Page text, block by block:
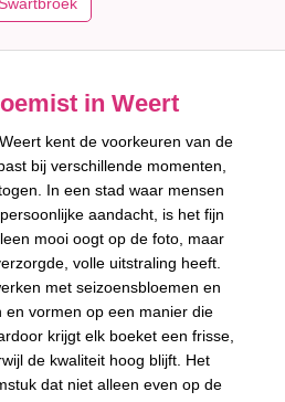
in Weert
kent de voorkeuren van de
bij verschillende momenten,
In een stad waar mensen
aandacht, is het fijn
mooi oogt op de foto, maar
volle uitstraling heeft.
met seizoensbloemen en
en vormen op een manier die
krijgt elk boeket een frisse,
de kwaliteit hoog blijft. Het
dat niet alleen even op de